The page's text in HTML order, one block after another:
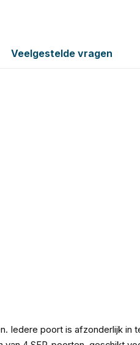
Veelgestelde vragen
Iedere poort is afzonderlijk in